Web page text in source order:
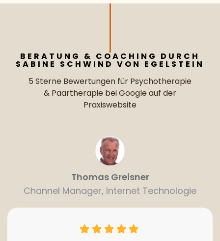
BERATUNG & COACHING DURCH
SABINE SCHWIND VON EGELSTEIN
5 Sterne Bewertungen für Psychotherapie
& Paartherapie bei Google auf der
Praxiswebsite
Thomas Greisner
Channel Manager, Internet Technologie